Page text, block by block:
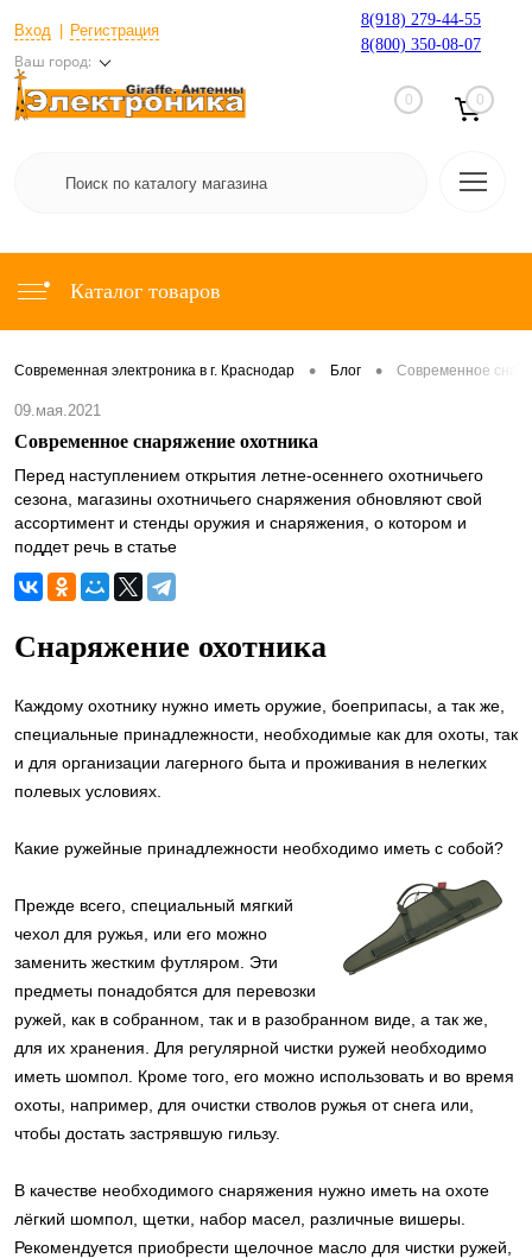
Вход Регистрация
Ваш город:
8(918) 279-44-55
8(800) 350-08-07
0 0
Каталог товаров
Современная электроника в г. Краснодар • Блог • Современное
09.мая.2021
Современное снаряжение охотника
Перед наступлением открытия летне-осеннего охотничьего
сезона, магазины охотничьего снаряжения обновляют свой
ассортимент и стенды оружия и снаряжения, о котором и
поддет речь в статье
Снаряжение охотника
Каждому охотнику нужно иметь оружие, боеприпасы, а так же,
специальные принадлежности, необходимые как для охоты, так
и для организации лагерного быта и проживания в нелегких
полевых условиях.
Какие ружейные принадлежности необходимо иметь с собой?
Прежде всего, специальный мягкий
чехол для ружья, или его можно
заменить жестким футляром. Эти
предметы понадобятся для перевозки
ружей, как в собранном, так и в разобранном виде, а так же,
для их хранения. Для регулярной чистки ружей необходимо
иметь шомпол. Кроме того, его можно использовать и во время
охоты, например, для очистки стволов ружья от снега или,
чтобы достать застрявшую гильзу.
В качестве необходимого снаряжения нужно иметь на охоте
лёгкий шомпол, щетки, набор масел, различные вишеры.
Рекомендуется приобрести щелочное масло для чистки ружей,